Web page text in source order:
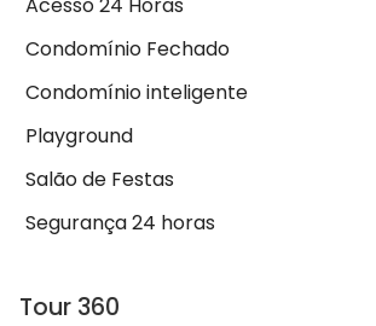
Acesso 24 Horas
Condomínio Fechado
Condomínio inteligente
Playground
Salão de Festas
Segurança 24 horas
Tour 360